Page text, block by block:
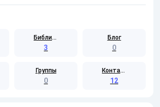
Библиотека
3
Блог
0
Группы
0
Контакты
12